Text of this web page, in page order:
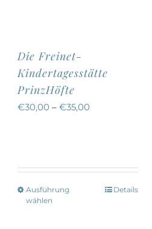
Die Freinet-
Kindertagesstätte
PrinzHöfte
€30,00 – €35,00
Ausführung
wählen
Details